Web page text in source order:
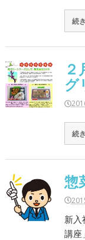
続
グ
続
惣
新入
講座